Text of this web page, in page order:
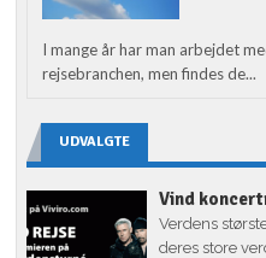
I mange år har man arbejdet
rejsebranchen, men findes de...
UDVALGTE
Vind
Verdens
deres store